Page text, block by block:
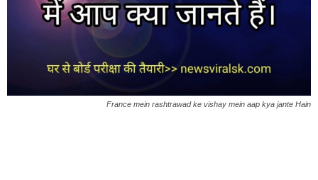
France mein rashtrawad ke vishay mein aap kya jante Hain